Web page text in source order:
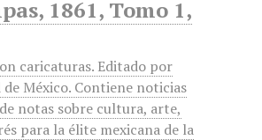
1861, Tomo 1,
caricaturas. Editado por
México. Contiene noticias
notas sobre cultura, arte,
para la élite mexicana de la